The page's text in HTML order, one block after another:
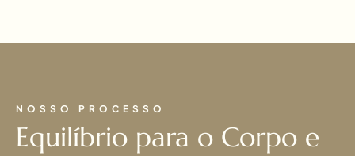
NOSSO PROCESSO
Equilíbrio para o Corpo e